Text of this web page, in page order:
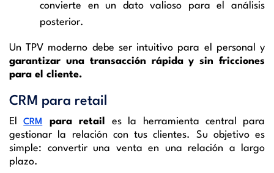
convierte en un dato valioso para el análisis
posterior.
Un TPV moderno debe ser intuitivo para el personal y
garantizar una transacción rápida y sin fricciones
para el cliente.
CRM para retail
ElCRM para retail es la herramienta central para
gestionar la relación con tus clientes. Su objetivo es
simple: convertir una venta en una relación a largo
plazo.